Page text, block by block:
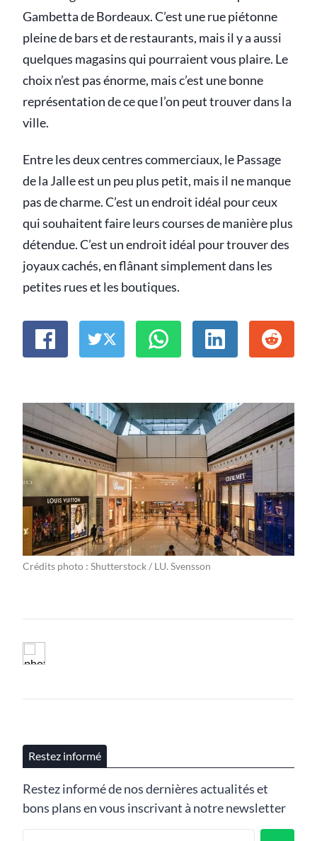
Gambetta de Bordeaux. C’est une rue piétonne
pleine de bars et de restaurants, mais il y a aussi
quelques magasins qui pourraient vous plaire. Le
choix n’est pas énorme, mais c’est une bonne
représentation de ce que l’on peut trouver dans la
ville.
Entre les deux centres commerciaux, le Passage
de la Jalle est un peu plus petit, mais il ne manque
pas de charme. C’est un endroit idéal pour ceux
qui souhaitent faire leurs courses de manière plus
détendue. C’est un endroit idéal pour trouver des
joyaux cachés, en flânant simplement dans les
petites rues et les boutiques.
Crédits photo : Shutterstock / LU. Svensson
Restez informé
Restez informé de nos dernières actualités et
bons plans en vous inscrivant à notre newsletter